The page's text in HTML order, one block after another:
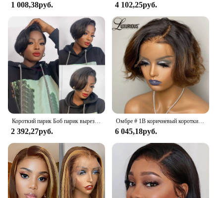
1 008,38руб. 4 102,25руб.
Короткий парик Боб парик вырез Фея прямые человеческие волосы парики 13x4 прозрачный кружевной парик Fronta для женщин хайлайтер прямой парик вырез фея
2 392,27руб.
Омбре # 1B коричневый короткий парик для женщин человеческие волосы 150 плотность волнистые мед блонд кружева спереди боб парик бразильские волосы Remy
6 045,18руб.